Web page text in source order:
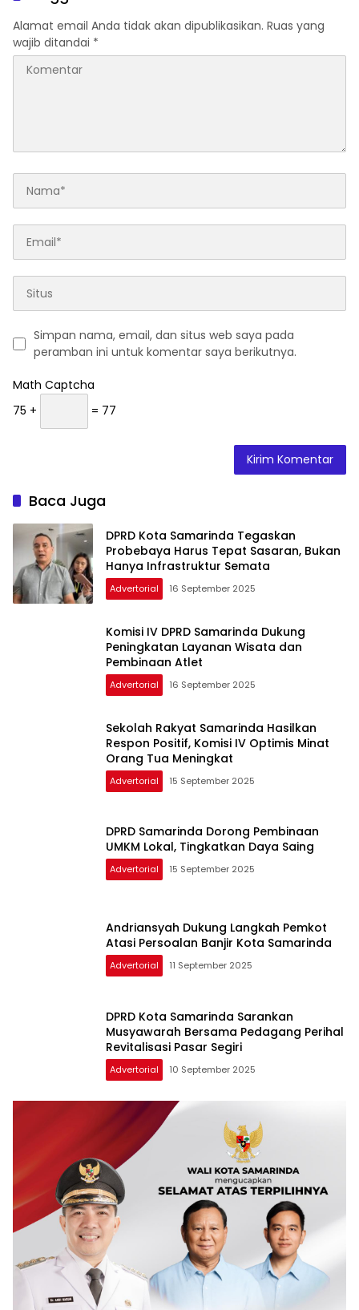
Alamat email Anda tidak akan dipublikasikan. Ruas yang
wajib ditandai *
Simpan nama, email, dan situs web saya pada
peramban ini untuk komentar saya berikutnya.
Math Captcha
75 +
= 77
Baca Juga
DPRD Kota Samarinda Tegaskan
Probebaya Harus Tepat Sasaran, Bukan
Hanya Infrastruktur Semata
Advertorial 16 September 2025
Komisi IV DPRD Samarinda Dukung
Peningkatan Layanan Wisata dan
Pembinaan Atlet
Advertorial 16 September 2025
Sekolah Rakyat Samarinda Hasilkan
Respon Positif, Komisi IV Optimis Minat
Orang Tua Meningkat
Advertorial 15 September 2025
DPRD Samarinda Dorong Pembinaan
UMKM Lokal, Tingkatkan Daya Saing
Advertorial 15 September 2025
Andriansyah Dukung Langkah Pemkot
Atasi Persoalan Banjir Kota Samarinda
Advertorial 11 September 2025
DPRD Kota Samarinda Sarankan
Musyawarah Bersama Pedagang Perihal
Revitalisasi Pasar Segiri
Advertorial 10 September 2025